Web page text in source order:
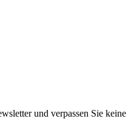
und verpassen Sie keine